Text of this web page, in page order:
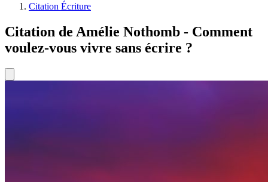
Citation Écriture
Citation de Amélie Nothomb - Comment
voulez-vous vivre sans écrire ?